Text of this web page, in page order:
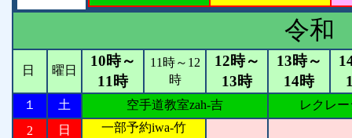
令
日 曜日
10時～
11時
11時～12
時
12時～
13時
13時～
14時
１ 土 空手道教室zah-吉
レクレ
2
日 一部予約iwa-竹